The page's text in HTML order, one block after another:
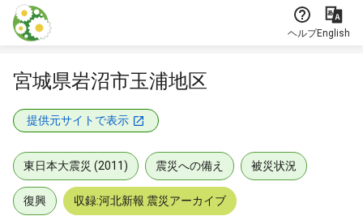
本文に飛ぶ
ヘルプEnglish
宮城県岩沼市玉浦地区
提供元サイトで表示
東日本大震災 (2011) 震災への備え 被災状況
復興 収録:河北新報 震災アーカイブ